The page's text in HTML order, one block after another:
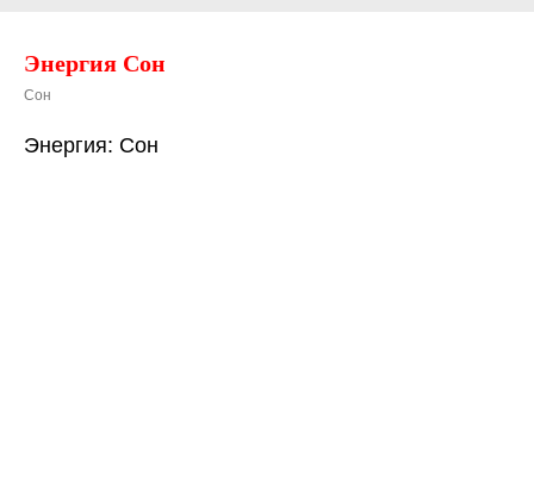
Энергия Сон
Сон
Энергия: Сон